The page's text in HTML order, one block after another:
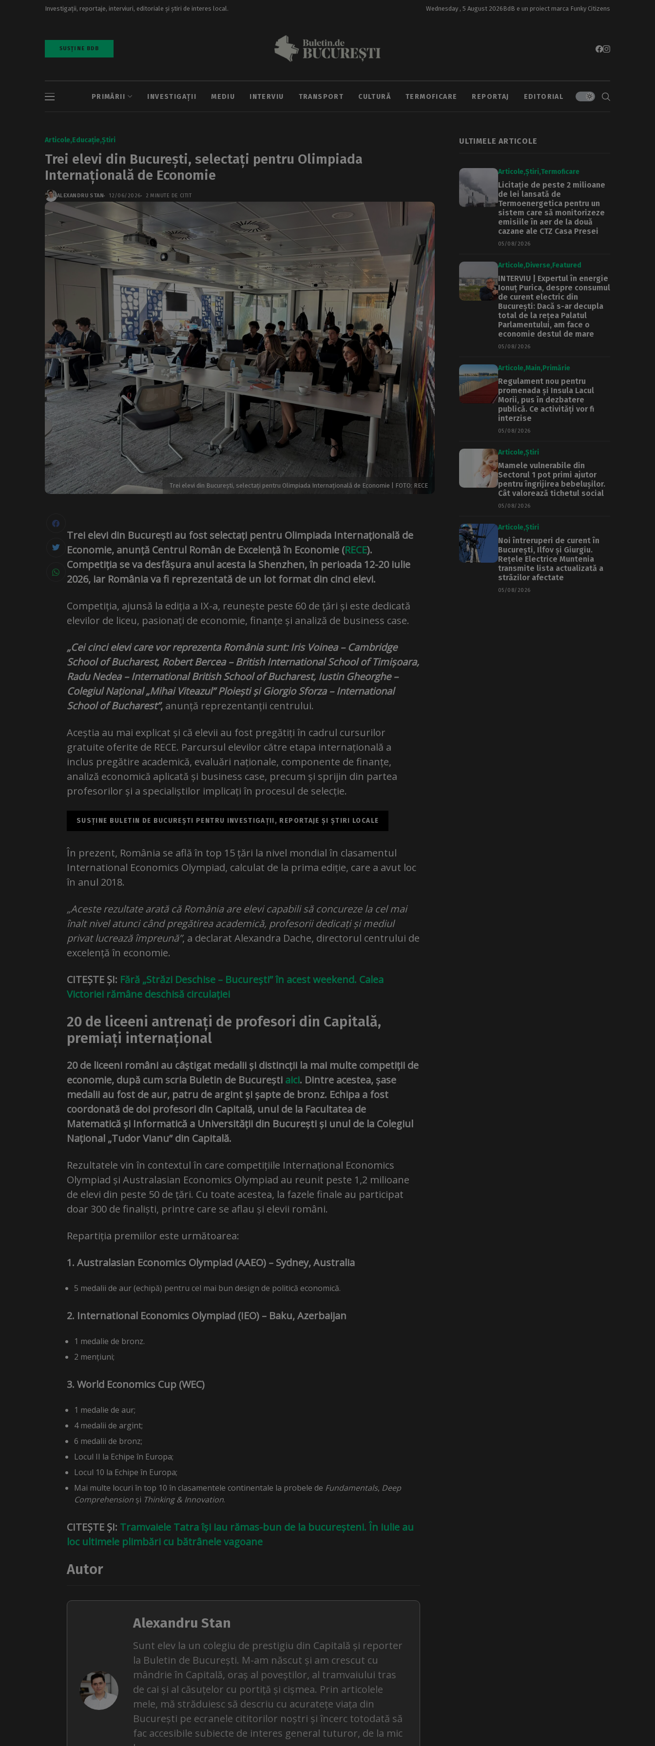
Investigații, reportaje, interviuri, editoriale și știri de interes local. Wednesday , 5 August 2026BdB e un proiect marca Funky Citizens
SUSȚINE BDB
PRIMĂRII INVESTIGAȚII MEDIU INTERVIU TRANSPORT CULTURĂ TERMOFICARE REPORTAJ EDITORIAL
Articole Educație Știri
Trei elevi din București, selectați pentru Olimpiada
Internațională de Economie
ALEXANDRU STAN 12/06/2026 2 MINUTE DE CITIT
Trei elevi din București, selectați pentru Olimpiada Internațională de Economie | FOTO: RECE
Trei elevi din București au fost selectați pentru Olimpiada Internațională de
Economie, anunță Centrul Român de Excelență în Economie (RECE).
Competiția se va desfășura anul acesta la Shenzhen, în perioada 12-20 iulie
2026, iar România va fi reprezentată de un lot format din cinci elevi.
Competiția, ajunsă la ediția a IX-a, reunește peste 60 de țări și este dedicată
elevilor de liceu, pasionați de economie, finanțe și analiză de business case.
„Cei cinci elevi care vor reprezenta România sunt: Iris Voinea – Cambridge
School of Bucharest, Robert Bercea – British International School of Timișoara,
Radu Nedea – International British School of Bucharest, Iustin Gheorghe –
Colegiul Național „Mihai Viteazul” Ploiești și Giorgio Sforza – International
School of Bucharest”, anunță reprezentanții centrului.
Aceștia au mai explicat și că elevii au fost pregătiți în cadrul cursurilor
gratuite oferite de RECE. Parcursul elevilor către etapa internațională a
inclus pregătire academică, evaluări naționale, componente de finanțe,
analiză economică aplicată și business case, precum și sprijin din partea
profesorilor și a specialiștilor implicați în procesul de selecție.
SUSȚINE BULETIN DE BUCUREȘTI PENTRU INVESTIGAȚII, REPORTAJE ȘI ȘTIRI LOCALE
În prezent, România se află în top 15 țări la nivel mondial în clasamentul
International Economics Olympiad, calculat de la prima ediție, care a avut loc
în anul 2018.
„Aceste rezultate arată că România are elevi capabili să concureze la cel mai
înalt nivel atunci când pregătirea academică, profesorii dedicați și mediul
privat lucrează împreună”, a declarat Alexandra Dache, directorul centrului de
excelență în economie.
CITEȘTE ȘI: Fără „Străzi Deschise – București” în acest weekend. Calea
Victoriei rămâne deschisă circulației
20 de liceeni antrenați de profesori din Capitală,
premiați internațional
20 de liceeni români au câștigat medalii și distincții la mai multe competiții de
economie, după cum scria Buletin de București aici. Dintre acestea, șase
medalii au fost de aur, patru de argint și șapte de bronz. Echipa a fost
coordonată de doi profesori din Capitală, unul de la Facultatea de
Matematică și Informatică a Universității din București și unul de la Colegiul
Național „Tudor Vianu” din Capitală.
Rezultatele vin în contextul în care competițiile Internațional Economics
Olympiad și Australasian Economics Olympiad au reunit peste 1,2 milioane
de elevi din peste 50 de țări. Cu toate acestea, la fazele finale au participat
doar 300 de finaliști, printre care se aflau și elevii români.
Repartiția premiilor este următoarea:
1. Australasian Economics Olympiad (AAEO) – Sydney, Australia
5 medalii de aur (echipă) pentru cel mai bun design de politică economică.
2. International Economics Olympiad (IEO) – Baku, Azerbaijan
1 medalie de bronz.
2 mențiuni;
3. World Economics Cup (WEC)
1 medalie de aur;
4 medalii de argint;
6 medalii de bronz;
Locul II la Echipe în Europa;
Locul 10 la Echipe în Europa;
Mai multe locuri în top 10 în clasamentele continentale la probele de Fundamentals, Deep
Comprehension și Thinking & Innovation.
CITEȘTE ȘI: Tramvaiele Tatra își iau rămas-bun de la bucureșteni. În iulie au
loc ultimele plimbări cu bătrânele vagoane
Autor
Alexandru Stan
Sunt elev la un colegiu de prestigiu din Capitală și reporter
la Buletin de București. M-am născut și am crescut cu
mândrie în Capitală, oraș al poveștilor, al tramvaiului tras
de cai și al căsuțelor cu portiță și cișmea. Prin articolele
mele, mă străduiesc să descriu cu acuratețe viața din
București pe ecranele cititorilor noștri și încerc totodată să
fac accesibile subiecte de interes general tuturor, de la mic
ULTIMELE ARTICOLE
Articole Știri Termoficare
Licitație de peste 2 milioane
de lei lansată de
Termoenergetica pentru un
sistem care să monitorizeze
emisiile în aer de la două
cazane ale CTZ Casa Presei
05/08/2026
Articole Diverse Featured
INTERVIU | Expertul în energie
Ionuț Purica, despre consumul
de curent electric din
București: Dacă s-ar decupla
total de la rețea Palatul
Parlamentului, am face o
economie destul de mare
05/08/2026
Articole Main Primărie
Regulament nou pentru
promenada și Insula Lacul
Morii, pus în dezbatere
publică. Ce activități vor fi
interzise
05/08/2026
Articole Știri
Mamele vulnerabile din
Sectorul 1 pot primi ajutor
pentru îngrijirea bebelușilor.
Cât valorează tichetul social
05/08/2026
Articole Știri
Noi întreruperi de curent în
București, Ilfov și Giurgiu.
Rețele Electrice Muntenia
transmite lista actualizată a
străzilor afectate
05/08/2026